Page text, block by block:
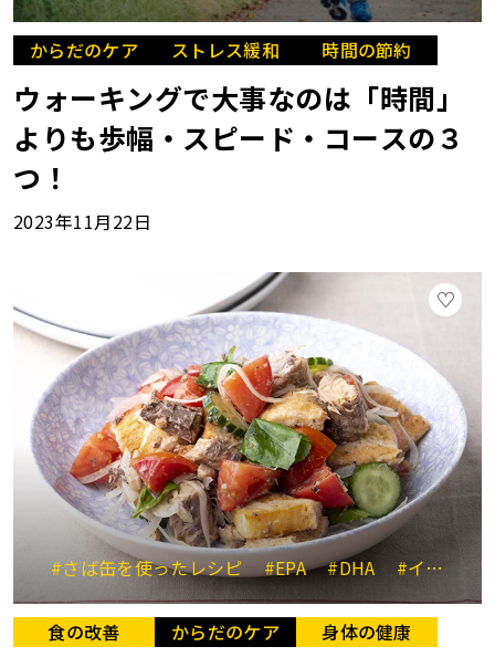
からだのケア ストレス緩和 時間の節約
ウォーキングで大事なのは「時間」
よりも歩幅・スピード・コースの３
つ！
2023年11月22日
#さば缶を使ったレシピ #EPA #DHA #イタリア料理
食の改善 からだのケア 身体の健康